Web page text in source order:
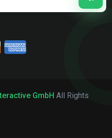
GmbH All Rights